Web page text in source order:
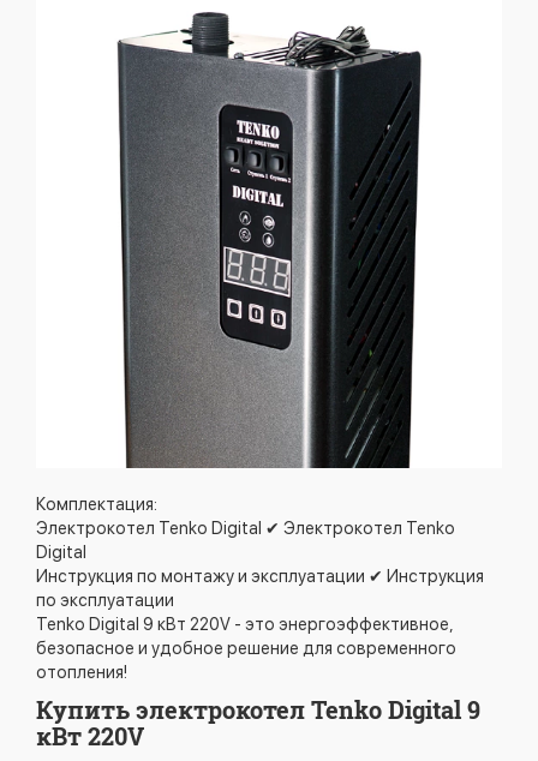
Комплектация:
Электрокотел Tenko Digital ✔ Электрокотел Tenko
Digital
Инструкция по монтажу и эксплуатации ✔ Инструкция
по эксплуатации
Tenko Digital 9 кВт 220V - это энергоэффективное,
безопасное и удобное решение для современного
отопления!
Купить электрокотел Tenko Digital 9
кВт 220V